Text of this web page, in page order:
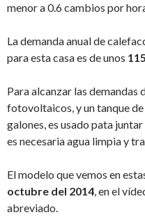
menor a 0.6 cambios por
La demanda anual de
para esta casa es de unos
Para alcanzar las demandas
fotovoltaicos, y un tanque
galones, es usado pata
es necesaria agua limpia y
El modelo que vemos en
octubre del 2014, en el
abreviado.